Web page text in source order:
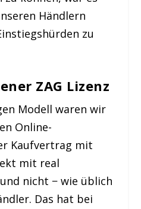
Händlern
zu
ZAG Lizenz
Modell waren wir
Online-
Kaufvertrag mit
mit real
nicht − wie üblich
Das hat bei